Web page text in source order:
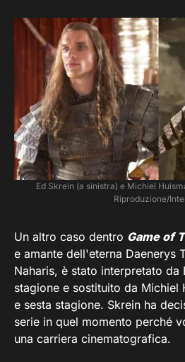
Ed Skrein (a sinistra) e Michiel
Riproduzione/
Un altro caso dentro Game of
e amante dell'eterna Daenerys
Naharis, è stato interpretato da
stagione e sostituito da Michiel
e sesta stagione. Skrein ha
serie in quel momento perché
una carriera cinematografica.